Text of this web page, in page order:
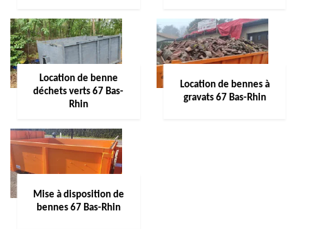
Location de benne
déchets verts 67 Bas-
Rhin
Location de bennes à
gravats 67 Bas-Rhin
Mise à disposition de
bennes 67 Bas-Rhin